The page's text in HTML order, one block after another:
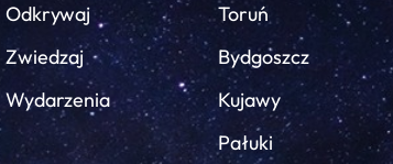
Odkrywaj
Zwiedzaj
Wydarzenia
Toruń
Bydgoszcz
Kujawy
Pałuki